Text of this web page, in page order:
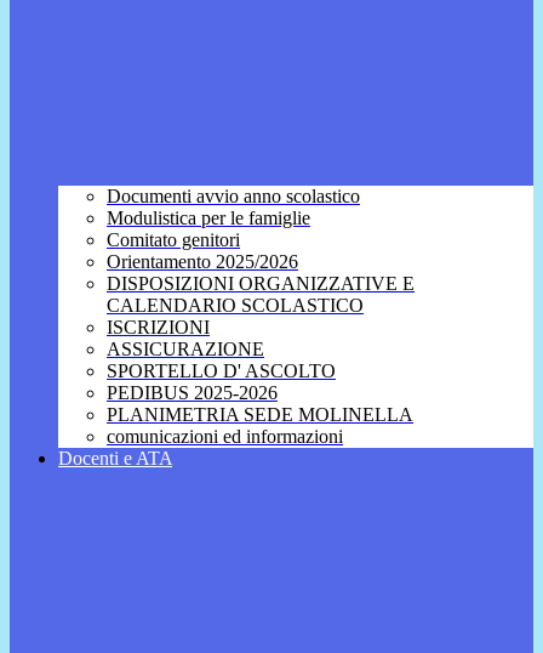
Documenti avvio anno scolastico
Modulistica per le famiglie
Comitato genitori
Orientamento 2025/2026
DISPOSIZIONI ORGANIZZATIVE E
CALENDARIO SCOLASTICO
ISCRIZIONI
ASSICURAZIONE
SPORTELLO D' ASCOLTO
PEDIBUS 2025-2026
PLANIMETRIA SEDE MOLINELLA
comunicazioni ed informazioni
Docenti e ATA